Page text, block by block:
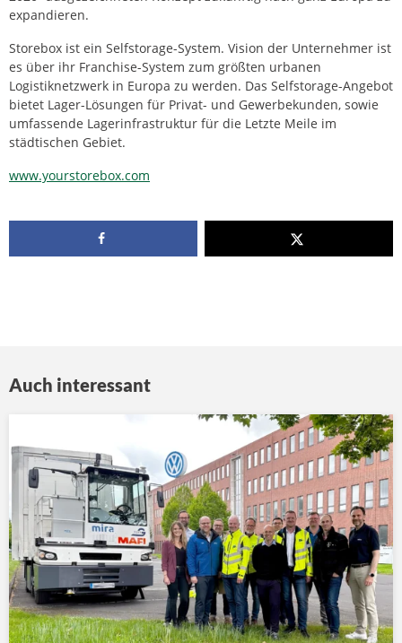
expandieren.
Storebox ist ein Selfstorage-System. Vision der Unternehmer ist
es über ihr Franchise-System zum größten urbanen
Logistiknetzwerk in Europa zu werden. Das Selfstorage-Angebot
bietet Lager-Lösungen für Privat- und Gewerbekunden, sowie
umfassende Lagerinfrastruktur für die Letzte Meile im
städtischen Gebiet.
www.yourstorebox.com
Auch interessant